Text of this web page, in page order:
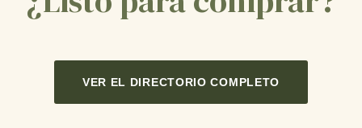
VER EL DIRECTORIO COMPLETO